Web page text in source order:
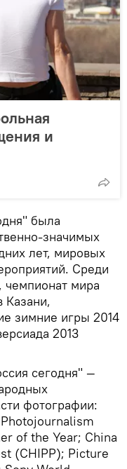
и
была
значимых
лет, мировых
Среди
мира
Казани,
зимние игры 2014
2013
сегодня" —
фотографии:
of the Year; China
(CHIPP); Picture